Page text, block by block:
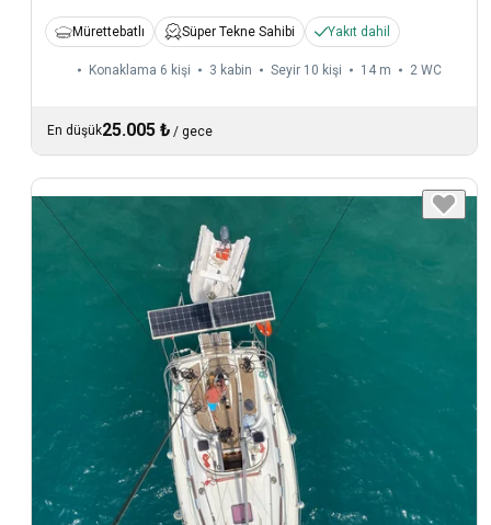
Mürettebatlı Süper Tekne Sahibi Yakıt dahil
Konaklama 6 kişi 3 kabin Seyir 10 kişi 14 m 2 WC
En düşük25.005 ₺ / gece